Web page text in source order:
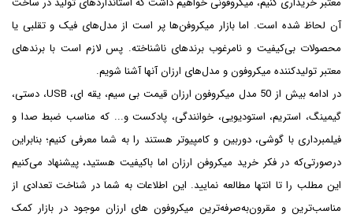
آن لحاظ شده است. اما بازار میکروفن‌ها پر است از مدل‌های فیک و تقلبی یا
محصولات بی‌کیفیت و نامرغوب برندهای ناشناخته. پس لازم است با برندهای
معتبر تولیدکننده میکروفون و مدل‌های ارزان آنها آشنا شویم.
در ادامه بیش از 50 مدل میکروفون ارزان قیمت بی سیم، یقه ای، USB، دستی،
گیمینگ، استریم، استودیویی، خوانندگی، پادکست و... که مناسب ضبط صدا و
فیلمبرداری با گوشی، دوربین و کامپیوتر هستند را به شما معرفی کنیم؛ بنابراین
درصورتی‌که در فکر خرید میکروفن ارزان اما باکیفیت هستید، پیشنهاد می‌کنیم
این مطلب را تا انتها مطالعه نمایید. این اطلاعات به شما در شناخت تعدادی از
مناسب‌ترین و مقرون‌به‌صرفه‌ترین میکروفون های ارزان موجود در بازار کمک